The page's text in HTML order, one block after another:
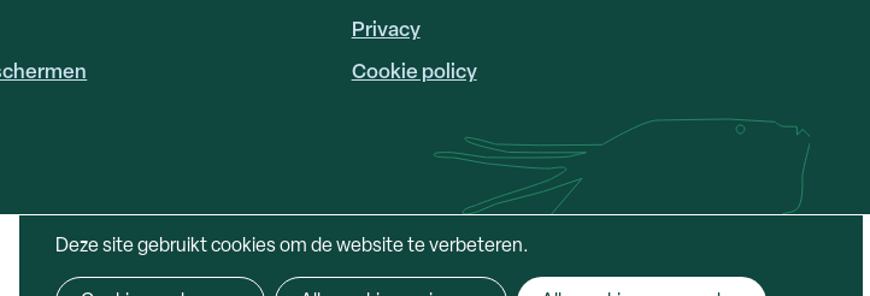
Deze site gebruikt cookies om de website te verbeteren.
Privacy
Cookie policy